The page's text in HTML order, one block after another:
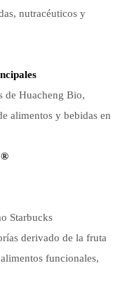
nutracéuticos y
de Huacheng Bio,
alimentos y bebidas en
Starbucks
derivado de la fruta
funcionales,